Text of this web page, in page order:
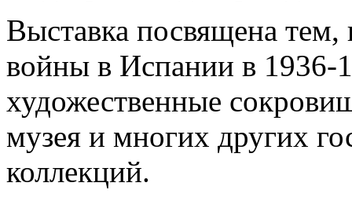
Выставка посвящена тем,
войны в Испании в 1936-
художественные
музея и многих других
коллекций.